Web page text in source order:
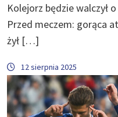
Kolejorz będzie walczył
Przed meczem: gorąca
żył […]
12 sierpnia 2025